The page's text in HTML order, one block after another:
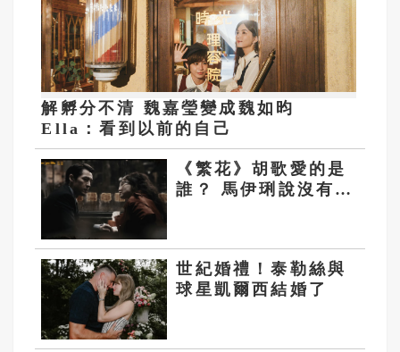
解孵分不清 魏嘉瑩變成魏如昀
Ella：看到以前的自己
《繁花》胡歌愛的是
誰？ 馬伊琍說沒有人
世紀婚禮！泰勒絲與
球星凱爾西結婚了